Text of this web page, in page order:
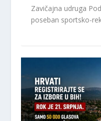
Zavičajna udruga
poseban sportsko-